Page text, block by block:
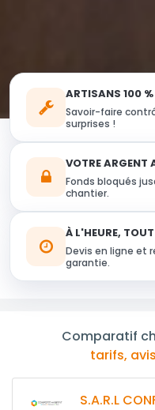
ARTISANS 100 %
Savoir-faire
surprises !
VOTRE ARGENT
Fonds bloqués
chantier.
À L'HEURE,
Devis en ligne et
garantie.
Comparatif
tarifs,
S.A.R.L